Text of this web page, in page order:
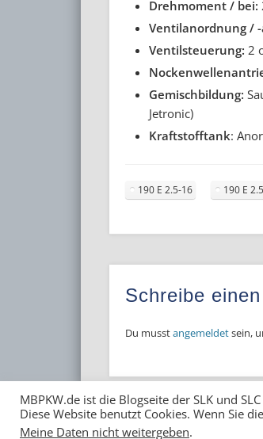
Drehmoment / bei:
Ventilanordnung /
Ventilsteuerung:2
Gemischbildung:
Jetronic)
Kraftstofftank:
190 E 2.5-16 190 E
Schreibe
Du musstangemeldetsein,
© 1999-2025 / MBSLK - Sven Kamm
MBPKW.de ist die Blogseite der SLK und
Diese Website benutzt Cookies. Wenn Sie
Meine Daten nicht weitergeben.